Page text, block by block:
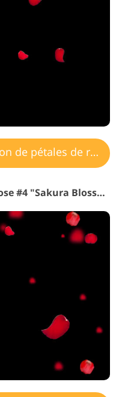
de pétales de rose
Superposition de pétales de rose #4 "Sakura Blossom"